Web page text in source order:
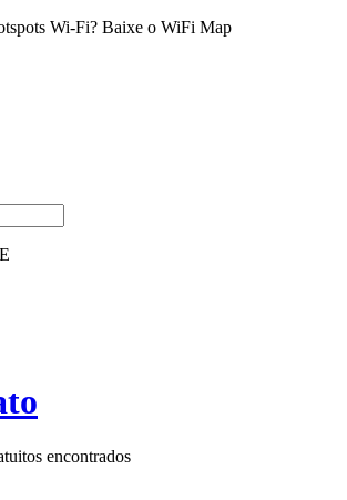
Wi-Fi? Baixe o WiFi Map
encontrados